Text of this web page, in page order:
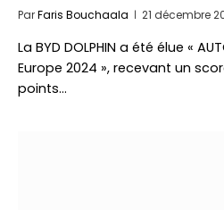
ParFaris Bouchaala 21 décembre
La BYD DOLPHIN a été élue «
Europe 2024 », recevant un
points…